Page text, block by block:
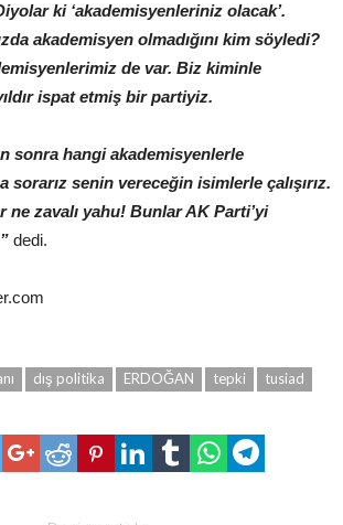
ki ‘akademisyenleriniz olacak’.
akademisyen olmadığını kim söyledi?
de var. Biz kiminle
ispat etmiş bir partiyiz.
sonra hangi akademisyenlerle
sorarız senin vereceğin isimlerle çalışırız.
ne zavalı yahu! Bunlar AK Parti’yi
dedi.
dış politika ERDOĞAN tepki tusiad